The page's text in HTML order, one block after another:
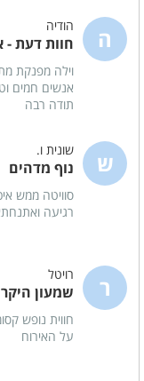
נוף מרהיב
נוף להרים
חדרי הרחצה
מגבות רחצה
סבונים
פלטה
מיחם
מקווה
ממליצה בחום
ה הודיה
חוות דעת -
וילה מפנקת
אנשים חמים
תודה רבה
ש שונית ו.
נוף מדהים
סוויטה ממש
רגיעה
ר רויטל
שמעון
חווית נופש
על האירוח